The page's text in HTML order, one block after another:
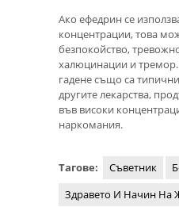
Ако ефедрин се
концентрации, това
безпокойство,
халюцинации и
гадене също са
другите лекарства,
във високи
наркомания.
Тагове: Съветник
Здравето И Начин На